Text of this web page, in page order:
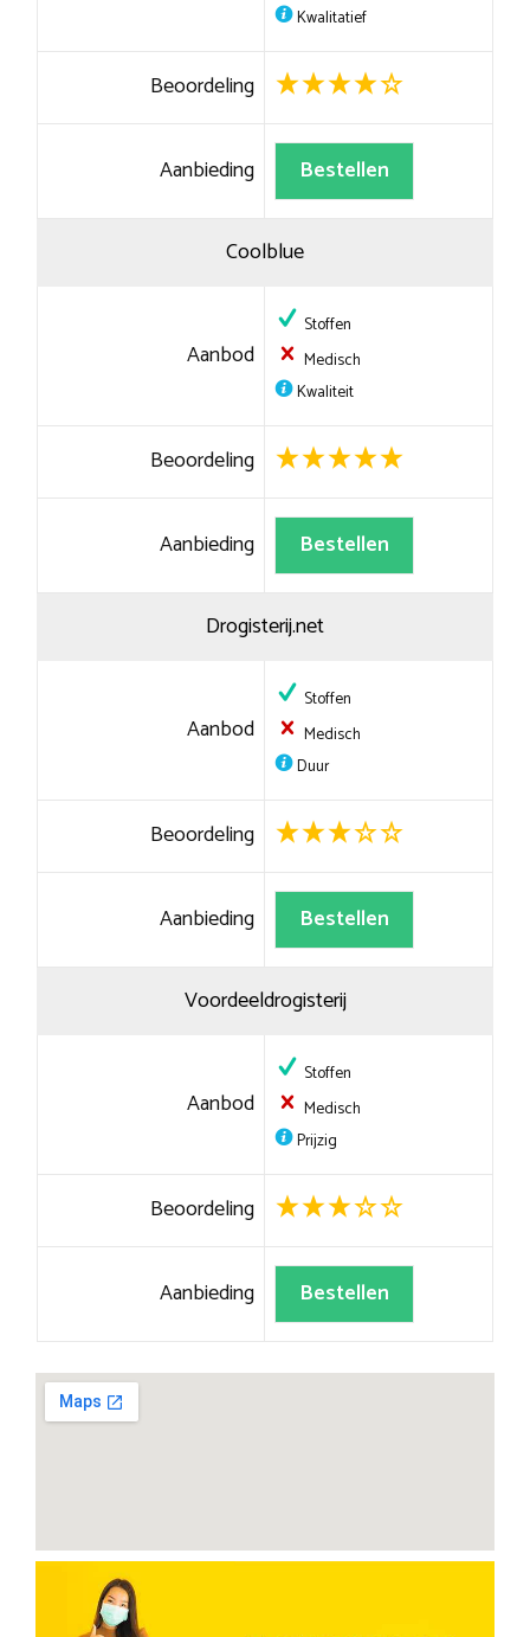
Kwalitatief
Beoordeling
Aanbieding Bestellen
Coolblue
Aanbod
Stoffen
Medisch
Kwaliteit
Beoordeling
Aanbieding Bestellen
Drogisterij.net
Aanbod
Stoffen
Medisch
Duur
Beoordeling
Aanbieding Bestellen
Voordeeldrogisterij
Aanbod
Stoffen
Medisch
Prijzig
Beoordeling
Aanbieding Bestellen